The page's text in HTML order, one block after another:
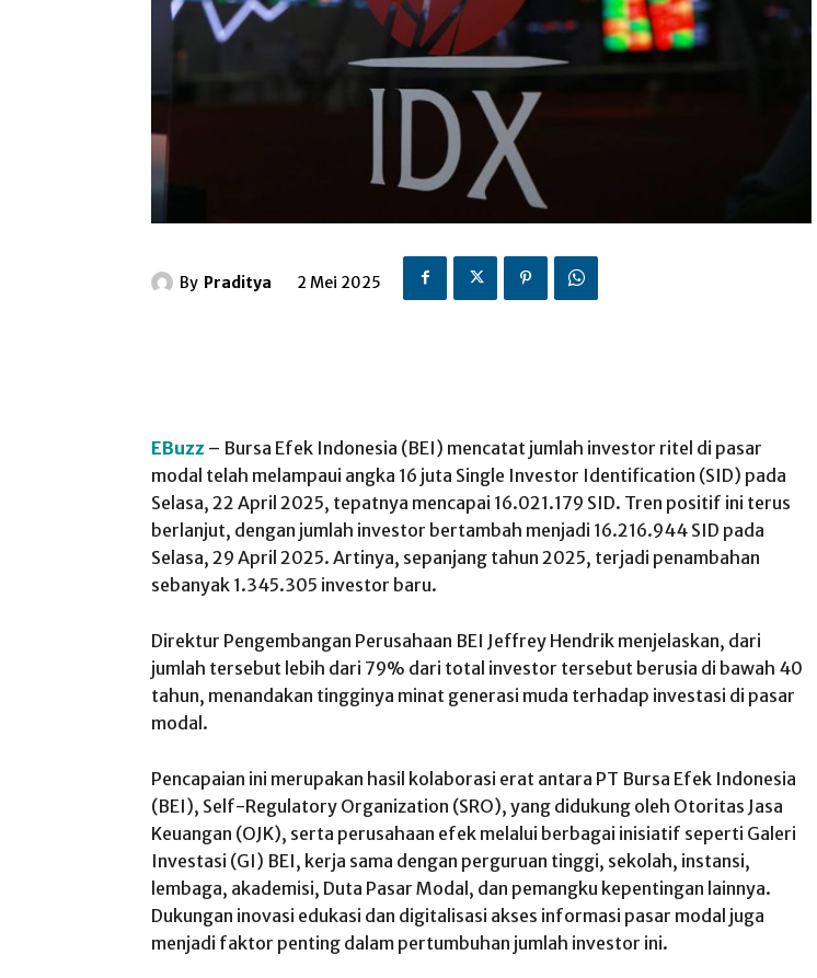
By Praditya 2 Mei 2025
EBuzz – Bursa Efek Indonesia (BEI) mencatat jumlah investor ritel di pasar
modal telah melampaui angka 16 juta Single Investor Identification (SID) pada
Selasa, 22 April 2025, tepatnya mencapai 16.021.179 SID. Tren positif ini terus
berlanjut, dengan jumlah investor bertambah menjadi 16.216.944 SID pada
Selasa, 29 April 2025. Artinya, sepanjang tahun 2025, terjadi penambahan
sebanyak 1.345.305 investor baru.
Direktur Pengembangan Perusahaan BEI Jeffrey Hendrik menjelaskan, dari
jumlah tersebut lebih dari 79% dari total investor tersebut berusia di bawah 40
tahun, menandakan tingginya minat generasi muda terhadap investasi di pasar
modal.
Pencapaian ini merupakan hasil kolaborasi erat antara PT Bursa Efek Indonesia
(BEI), Self-Regulatory Organization (SRO), yang didukung oleh Otoritas Jasa
Keuangan (OJK), serta perusahaan efek melalui berbagai inisiatif seperti Galeri
Investasi (GI) BEI, kerja sama dengan perguruan tinggi, sekolah, instansi,
lembaga, akademisi, Duta Pasar Modal, dan pemangku kepentingan lainnya.
Dukungan inovasi edukasi dan digitalisasi akses informasi pasar modal juga
menjadi faktor penting dalam pertumbuhan jumlah investor ini.